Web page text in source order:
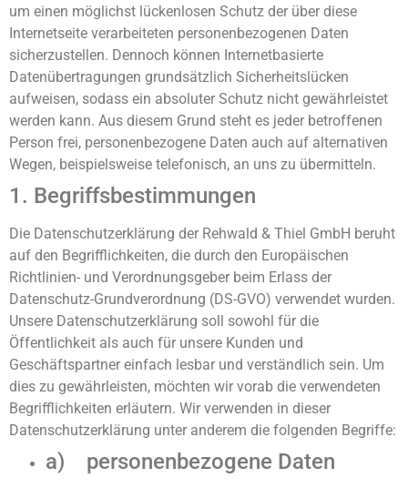
um einen möglichst lückenlosen Schutz der über diese
Internetseite verarbeiteten personenbezogenen Daten
sicherzustellen. Dennoch können Internetbasierte
Datenübertragungen grundsätzlich Sicherheitslücken
aufweisen, sodass ein absoluter Schutz nicht gewährleistet
werden kann. Aus diesem Grund steht es jeder betroffenen
Person frei, personenbezogene Daten auch auf alternativen
Wegen, beispielsweise telefonisch, an uns zu übermitteln.
1. Begriffsbestimmungen
Die Datenschutzerklärung der Rehwald & Thiel GmbH beruht
auf den Begrifflichkeiten, die durch den Europäischen
Richtlinien- und Verordnungsgeber beim Erlass der
Datenschutz-Grundverordnung (DS-GVO) verwendet wurden.
Unsere Datenschutzerklärung soll sowohl für die
Öffentlichkeit als auch für unsere Kunden und
Geschäftspartner einfach lesbar und verständlich sein. Um
dies zu gewährleisten, möchten wir vorab die verwendeten
Begrifflichkeiten erläutern. Wir verwenden in dieser
Datenschutzerklärung unter anderem die folgenden Begriffe:
a) personenbezogene Daten